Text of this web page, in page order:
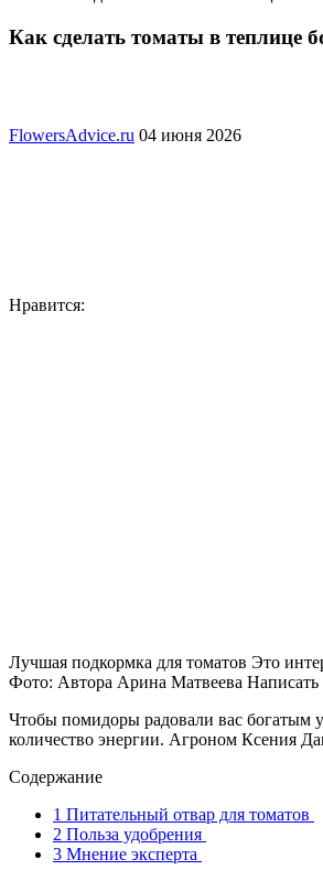
Как сделать томаты в теплице
FlowersAdvice.ru 04 июня 2026
Нравится:
Лучшая подкормка для томатов Это
Фото: Автора Арина Матвеева
Чтобы помидоры радовали вас богатым
количество энергии. Агроном Ксения
Содержание
1 Питательный отвар для томатов
2 Польза удобрения
3 Мнение эксперта